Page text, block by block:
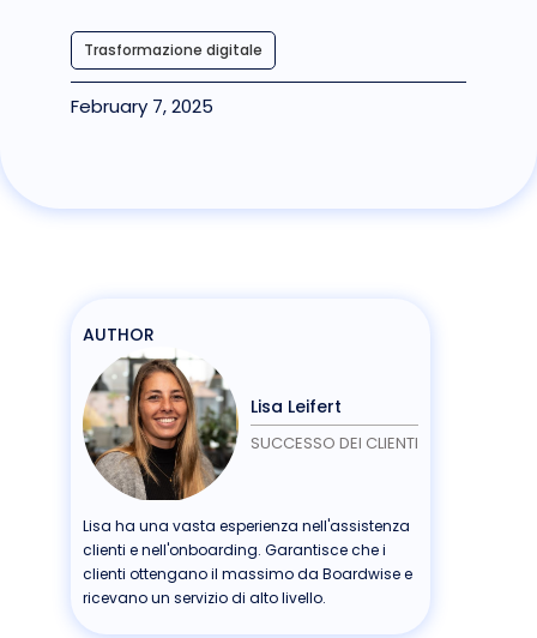
Trasformazione digitale
February 7, 2025
AUTHOR
Lisa Leifert
SUCCESSO DEI CLIENTI
Lisa ha una vasta esperienza nell'assistenza
clienti e nell'onboarding. Garantisce che i
clienti ottengano il massimo da Boardwise e
ricevano un servizio di alto livello.